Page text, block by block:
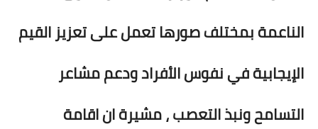
الناعمة بمختلف صورها تعمل على تعزيز القيم
الإيجابية في نفوس الأفراد ودعم مشاعر
التسامح ونبذ التعصب ، مشيرة ان اقامة